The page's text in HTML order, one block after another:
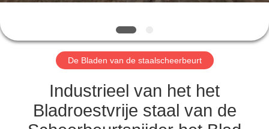
NIEUWS
GEVALLEN
VRAAG
EEN
De Bladen van de staalscheerbeurt
Industrieel van het het
Bladroestvrije staal van de